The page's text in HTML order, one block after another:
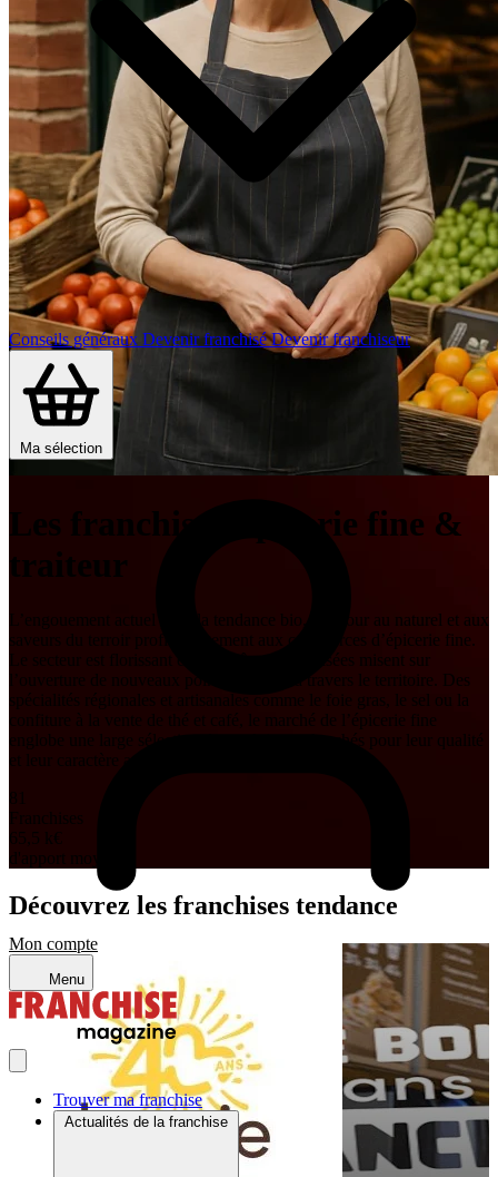
Conseils généraux Devenir franchiséDevenir franchiseur
Ma sélection
Mon compte
Menu
Trouver ma franchise
Actualités de la franchise
Les franchises Épicerie fine &
traiteur
L’engouement actuel pour la tendance bio, le retour au naturel et aux
saveurs du terroir profite largement aux commerces d’épicerie fine.
Le secteur est florissant et les chaînes spécialisées misent sur
l’ouverture de nouveaux points de vente à travers le territoire. Des
spécialités régionales et artisanales comme le foie gras, le sel ou la
confiture à la vente de thé et café, le marché de l’épicerie fine
englobe une large sélection de produits, recherchés pour leur qualité
et leur caractère authentique.
81
Franchises
65,5 k€
d'apport moyen
Découvrez les franchises tendance